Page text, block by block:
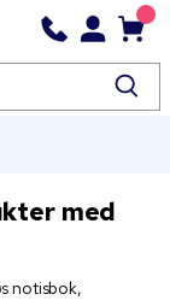
med
notisbok,